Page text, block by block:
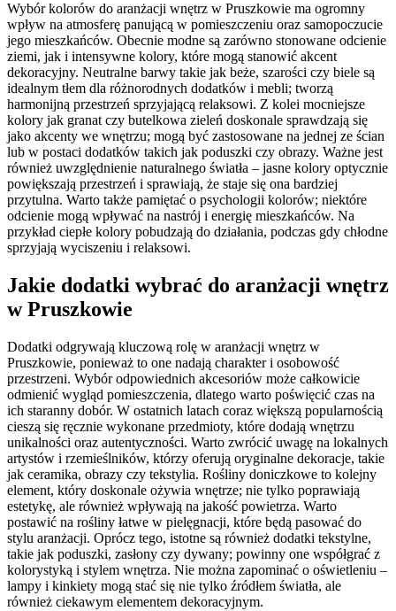
Wybór kolorów do aranżacji wnętrz w Pruszkowie ma ogromny
wpływ na atmosferę panującą w pomieszczeniu oraz samopoczucie
jego mieszkańców. Obecnie modne są zarówno stonowane odcienie
ziemi, jak i intensywne kolory, które mogą stanowić akcent
dekoracyjny. Neutralne barwy takie jak beże, szarości czy biele są
idealnym tłem dla różnorodnych dodatków i mebli; tworzą
harmonijną przestrzeń sprzyjającą relaksowi. Z kolei mocniejsze
kolory jak granat czy butelkowa zieleń doskonale sprawdzają się
jako akcenty we wnętrzu; mogą być zastosowane na jednej ze ścian
lub w postaci dodatków takich jak poduszki czy obrazy. Ważne jest
również uwzględnienie naturalnego światła – jasne kolory optycznie
powiększają przestrzeń i sprawiają, że staje się ona bardziej
przytulna. Warto także pamiętać o psychologii kolorów; niektóre
odcienie mogą wpływać na nastrój i energię mieszkańców. Na
przykład ciepłe kolory pobudzają do działania, podczas gdy chłodne
sprzyjają wyciszeniu i relaksowi.
Jakie dodatki wybrać do aranżacji wnętrz
w Pruszkowie
Dodatki odgrywają kluczową rolę w aranżacji wnętrz w
Pruszkowie, ponieważ to one nadają charakter i osobowość
przestrzeni. Wybór odpowiednich akcesoriów może całkowicie
odmienić wygląd pomieszczenia, dlatego warto poświęcić czas na
ich staranny dobór. W ostatnich latach coraz większą popularnością
cieszą się ręcznie wykonane przedmioty, które dodają wnętrzu
unikalności oraz autentyczności. Warto zwrócić uwagę na lokalnych
artystów i rzemieślników, którzy oferują oryginalne dekoracje, takie
jak ceramika, obrazy czy tekstylia. Rośliny doniczkowe to kolejny
element, który doskonale ożywia wnętrze; nie tylko poprawiają
estetykę, ale również wpływają na jakość powietrza. Warto
postawić na rośliny łatwe w pielęgnacji, które będą pasować do
stylu aranżacji. Oprócz tego, istotne są również dodatki tekstylne,
takie jak poduszki, zasłony czy dywany; powinny one współgrać z
kolorystyką i stylem wnętrza. Nie można zapominać o oświetleniu –
lampy i kinkiety mogą stać się nie tylko źródłem światła, ale
również ciekawym elementem dekoracyjnym.